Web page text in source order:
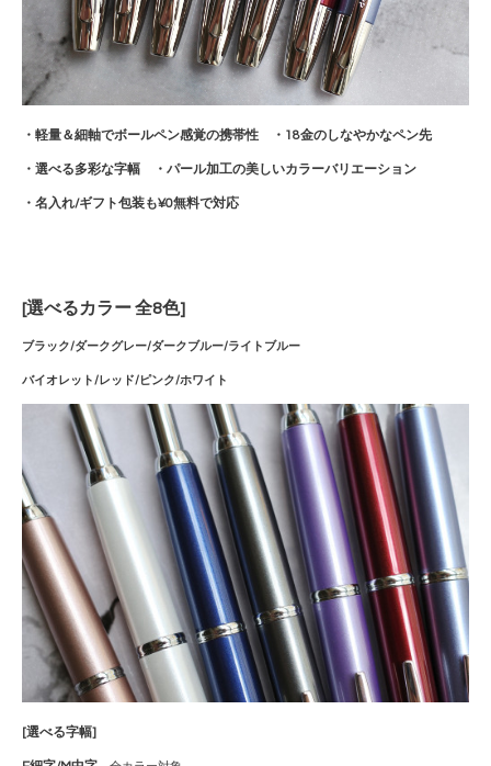
・軽量＆細軸でボールペン感覚の携帯性 ・18金のしなやかなペン先
・選べる多彩な字幅 ・パール加工の美しいカラーバリエーション
・名入れ/ギフト包装も¥0無料で対応
[選べるカラー 全8色]
ブラック/ダークグレー/ダークブルー/ライトブルー
バイオレット/レッド/ピンク/ホワイト
[選べる字幅]